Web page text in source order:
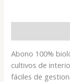
Abono 100%
cultivos de
fáciles de